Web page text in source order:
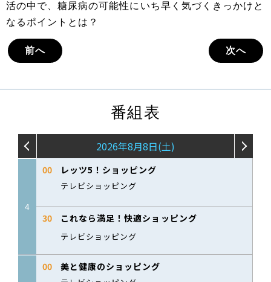
活の中で、糖尿病の可能性にいち早く気づくきっかけと
なるポイントとは？
前へ 次へ
番組表